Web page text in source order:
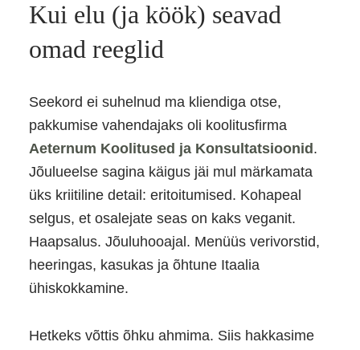
Kui elu (ja köök) seavad
omad reeglid
Seekord ei suhelnud ma kliendiga otse,
pakkumise vahendajaks oli koolitusfirma
Aeternum Koolitused ja Konsultatsioonid .
Jõulueelse sagina käigus jäi mul märkamata
üks kriitiline detail: eritoitumised. Kohapeal
selgus, et osalejate seas on kaks veganit.
Haapsalus. Jõuluhooajal. Menüüs verivorstid,
heeringas, kasukas ja õhtune Itaalia
ühiskokkamine.
Hetkeks võttis õhku ahmima. Siis hakkasime